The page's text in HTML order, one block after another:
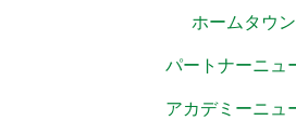
ホームタウン
パートナーニュ
アカデミーニュ